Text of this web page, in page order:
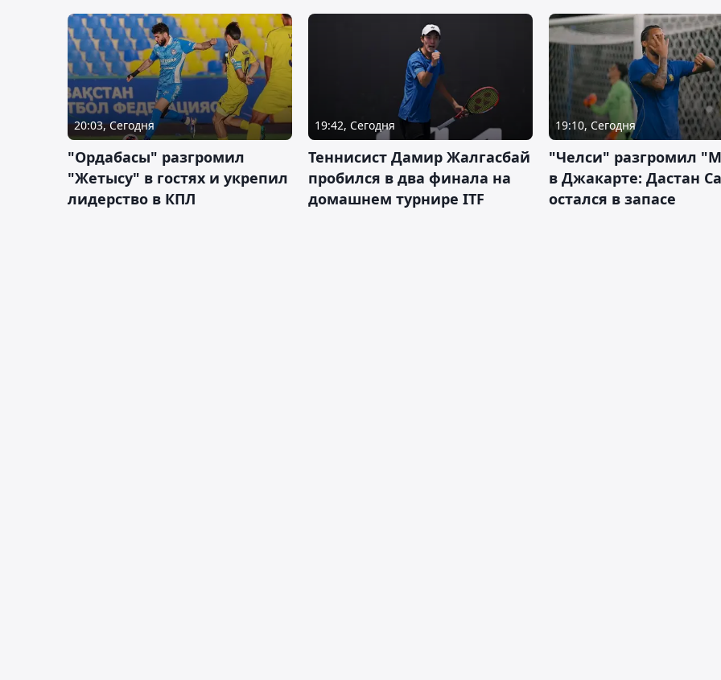
20:03, Сегодня
"Ордабасы" разгромил
"Жетысу" в гостях и укрепил
лидерство в КПЛ
19:42, Сегодня
Теннисист Дамир Жалгасбай
пробился в два финала на
домашнем турнире ITF
19:10, Сегодня
"Челси" разгромил
в Джакарте: Дастан
остался в запасе